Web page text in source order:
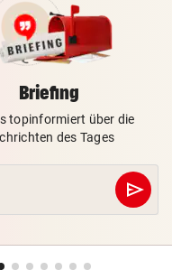
Briefing
topinformiert über die
des Tages
send